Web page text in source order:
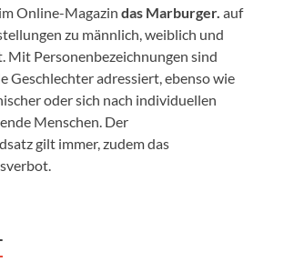
Online-Magazin das Marburger. auf
zu männlich, weiblich und
Mit Personenbezeichnungen sind
Geschlechter adressiert, ebenso wie
oder sich nach individuellen
Menschen. Der
gilt immer, zudem das